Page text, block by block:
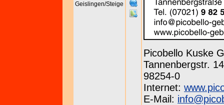
Geislingen/Steige
Picobello Kuske
Tannenbergstr.
98254-0
Internet:
E-Mail: